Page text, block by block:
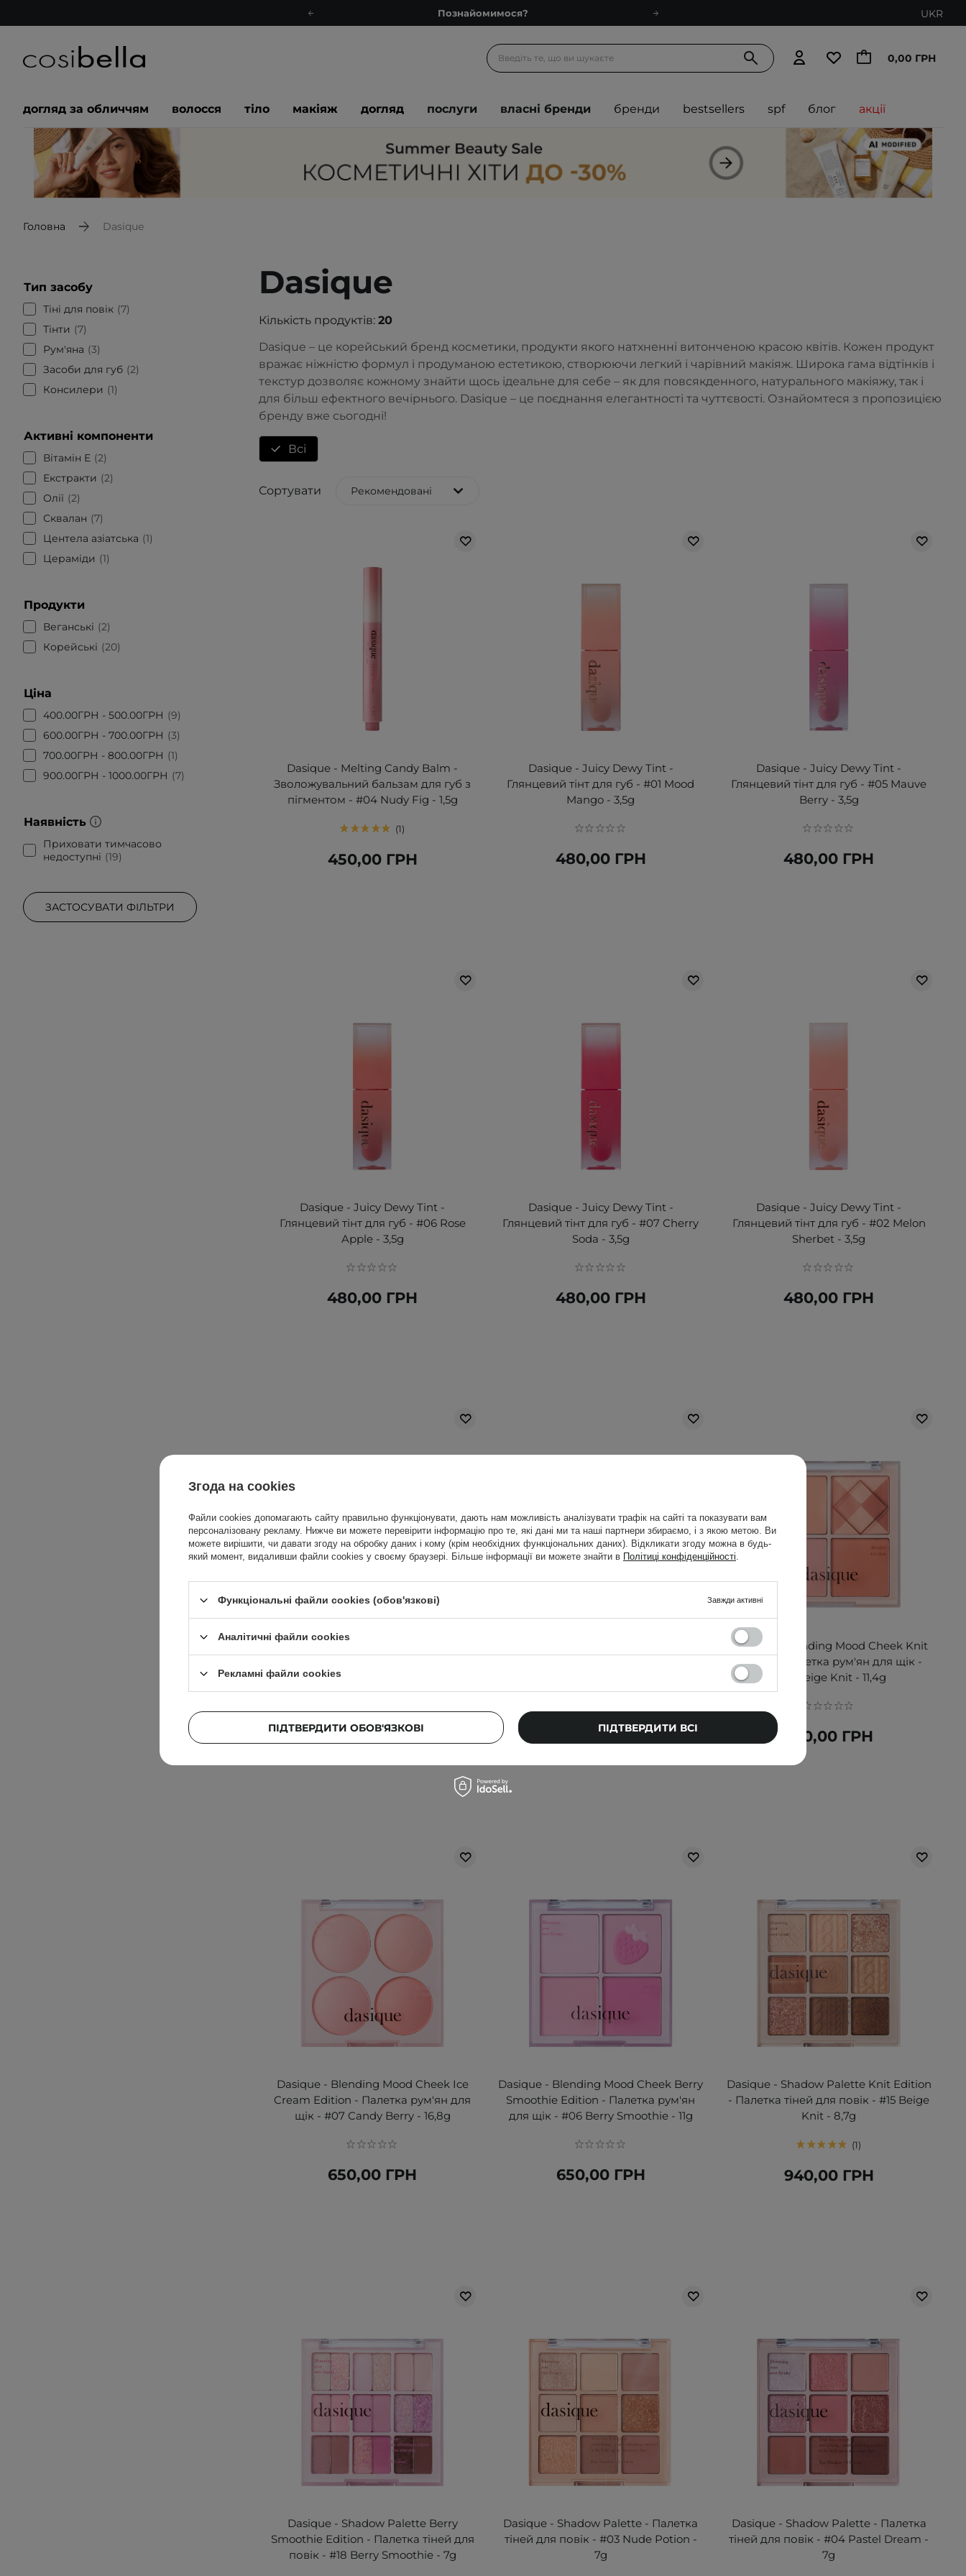
Доставка з любов'ю
Подарункові картки
Блог
Познайомимося?
Доставка з любов'ю
UKR
0,00 ГРН
догляд за обличчям волосся тіло макіяж догляд послуги власні бренди бренди bestsellers spf блог акції
Головна Dasique
Тип засобу
Тіні для повік 7
Тінти
7
Рум'яна
3
Засоби для губ 2
Консилери
1
Активні компоненти
Вітамін Е 2
Екстракти
2
Олії 2
Сквалан
7
Центела азіатська
1
Цераміди
1
Продукти
Веганські
2
Корейські
20
Ціна
400.00ГРН - 500.00ГРН
9
600.00ГРН - 700.00ГРН
3
700.00ГРН - 800.00ГРН
1
900.00ГРН - 1000.00ГРН
7
Наявність
Приховати тимчасово
недоступні
19
ЗАСТОСУВАТИ ФІЛЬТРИ
Dasique
Кількість продуктів: 20
Dasique – це корейський бренд косметики, продукти якого натхненні витонченою красою квітів. Кожен продукт
вражає ніжністю формул і продуманою естетикою, створюючи легкий і чарівний макіяж. Широка гама відтінків і
текстур дозволяє кожному знайти щось ідеальне для себе – як для повсякденного, натурального макіяжу, так і
для більш ефектного вечірнього. Dasique – це поєднання елегантності та чуттєвості. Ознайомтеся з пропозицією
бренду вже сьогодні!
Всі
Сортувати Рекомендовані
Dasique - Melting Candy Balm -
Зволожувальний бальзам для губ з
пігментом - #04 Nudy Fig - 1,5g
1
450,00 ГРН
Dasique - Juicy Dewy Tint -
Глянцевий тінт для губ - #01 Mood
Mango - 3,5g
480,00 ГРН
Dasique - Juicy Dewy Tint -
Глянцевий тінт для губ - #05 Mauve
Berry - 3,5g
480,00 ГРН
Dasique - Juicy Dewy Tint -
Глянцевий тінт для губ - #06 Rose
Apple - 3,5g
480,00 ГРН
Dasique - Juicy Dewy Tint -
Глянцевий тінт для губ - #07 Cherry
Soda - 3,5g
480,00 ГРН
Dasique - Juicy Dewy Tint -
Глянцевий тінт для губ - #02 Melon
Sherbet - 3,5g
480,00 ГРН
Guava - 3,5g
480,00 ГРН 480,00 ГРН
Dasique - Blending Mood Cheek Knit
Edition - Палетка рум'ян для щік -
#04 Beige Knit - 11,4g
650,00 ГРН
Dasique - Blending Mood Cheek Ice
Cream Edition - Палетка рум'ян для
щік - #07 Candy Berry - 16,8g
650,00 ГРН
Dasique - Blending Mood Cheek Berry
Smoothie Edition - Палетка рум'ян
для щік - #06 Berry Smoothie - 11g
650,00 ГРН
Dasique - Shadow Palette Knit Edition
- Палетка тіней для повік - #15 Beige
Knit - 8,7g
1
940,00 ГРН
Dasique - Shadow Palette Berry
Smoothie Edition - Палетка тіней для
повік - #18 Berry Smoothie - 7g
Dasique - Shadow Palette - Палетка
тіней для повік - #03 Nude Potion -
7g
Dasique - Shadow Palette - Палетка
тіней для повік - #04 Pastel Dream -
7g
Згода на cookies
Файли cookies допомагають сайту правильно функціонувати, дають нам можливість аналізувати трафік на сайті та показувати вам
персоналізовану рекламу. Нижче ви можете перевірити інформацію про те, які дані ми та наші партнери збираємо, і з якою метою. Ви
можете вирішити, чи давати згоду на обробку даних і кому (крім необхідних функціональних даних). Відкликати згоду можна в будь-
який момент, видаливши файли cookies у своєму браузері. Більше інформації ви можете знайти в Політиці конфіденційності.
Функціональні файли cookies (обов'язкові) Завжди активні
Аналітичні файли cookies
Рекламні файли cookies
ПІДТВЕРДИТИ ОБОВ'ЯЗКОВІ ПІДТВЕРДИТИ ВСІ